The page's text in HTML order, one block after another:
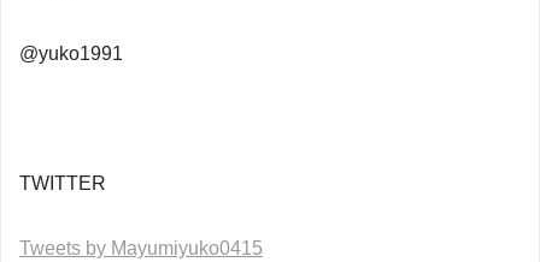
@yuko1991
TWITTER
Tweets by Mayumiyuko0415